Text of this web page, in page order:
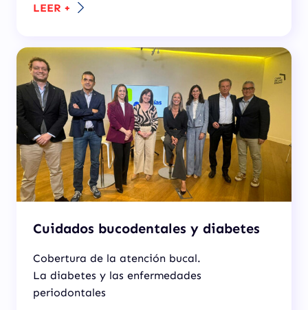
LEER +
Cuidados bucodentales y diabetes
Cobertura de la atención bucal.
La diabetes y las enfermedades
periodontales